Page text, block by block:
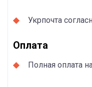
Укрпочта
Оплата
Полная оплата